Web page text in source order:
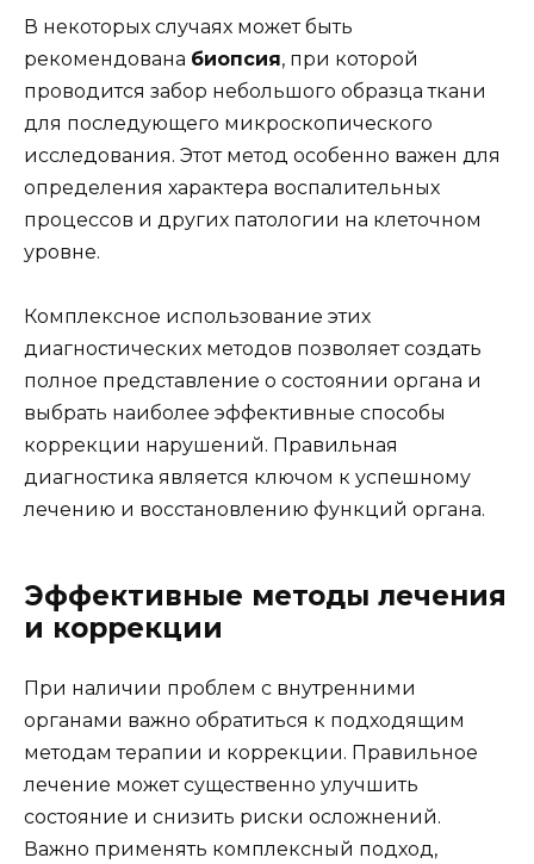
В некоторых случаях может быть
рекомендована биопсия, при которой
проводится забор небольшого образца ткани
для последующего микроскопического
исследования. Этот метод особенно важен для
определения характера воспалительных
процессов и других патологии на клеточном
уровне.
Комплексное использование этих
диагностических методов позволяет создать
полное представление о состоянии органа и
выбрать наиболее эффективные способы
коррекции нарушений. Правильная
диагностика является ключом к успешному
лечению и восстановлению функций органа.
Эффективные методы лечения
и коррекции
При наличии проблем с внутренними
органами важно обратиться к подходящим
методам терапии и коррекции. Правильное
лечение может существенно улучшить
состояние и снизить риски осложнений.
Важно применять комплексный подход,